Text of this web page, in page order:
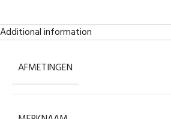
Additional information
AFMETINGEN